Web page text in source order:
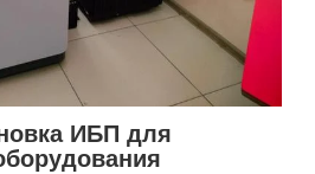
ИБП для